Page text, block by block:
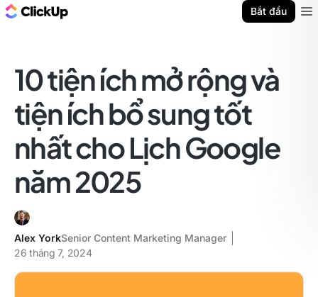
Bắt đầu
10 tiện ích mở rộng và
tiện ích bổ sung tốt
nhất cho Lịch Google
năm 2025
Alex YorkSenior Content Marketing Manager
26 tháng 7, 2024